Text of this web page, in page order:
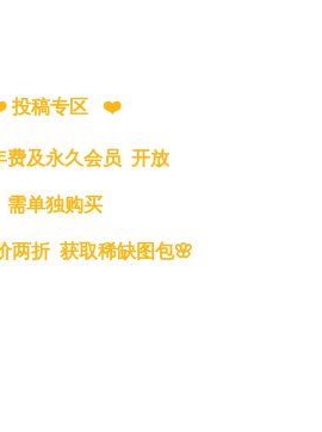
投稿专区 ❤️
费及永久会员 开放
需单独购买
两折 获取稀缺图包🌸